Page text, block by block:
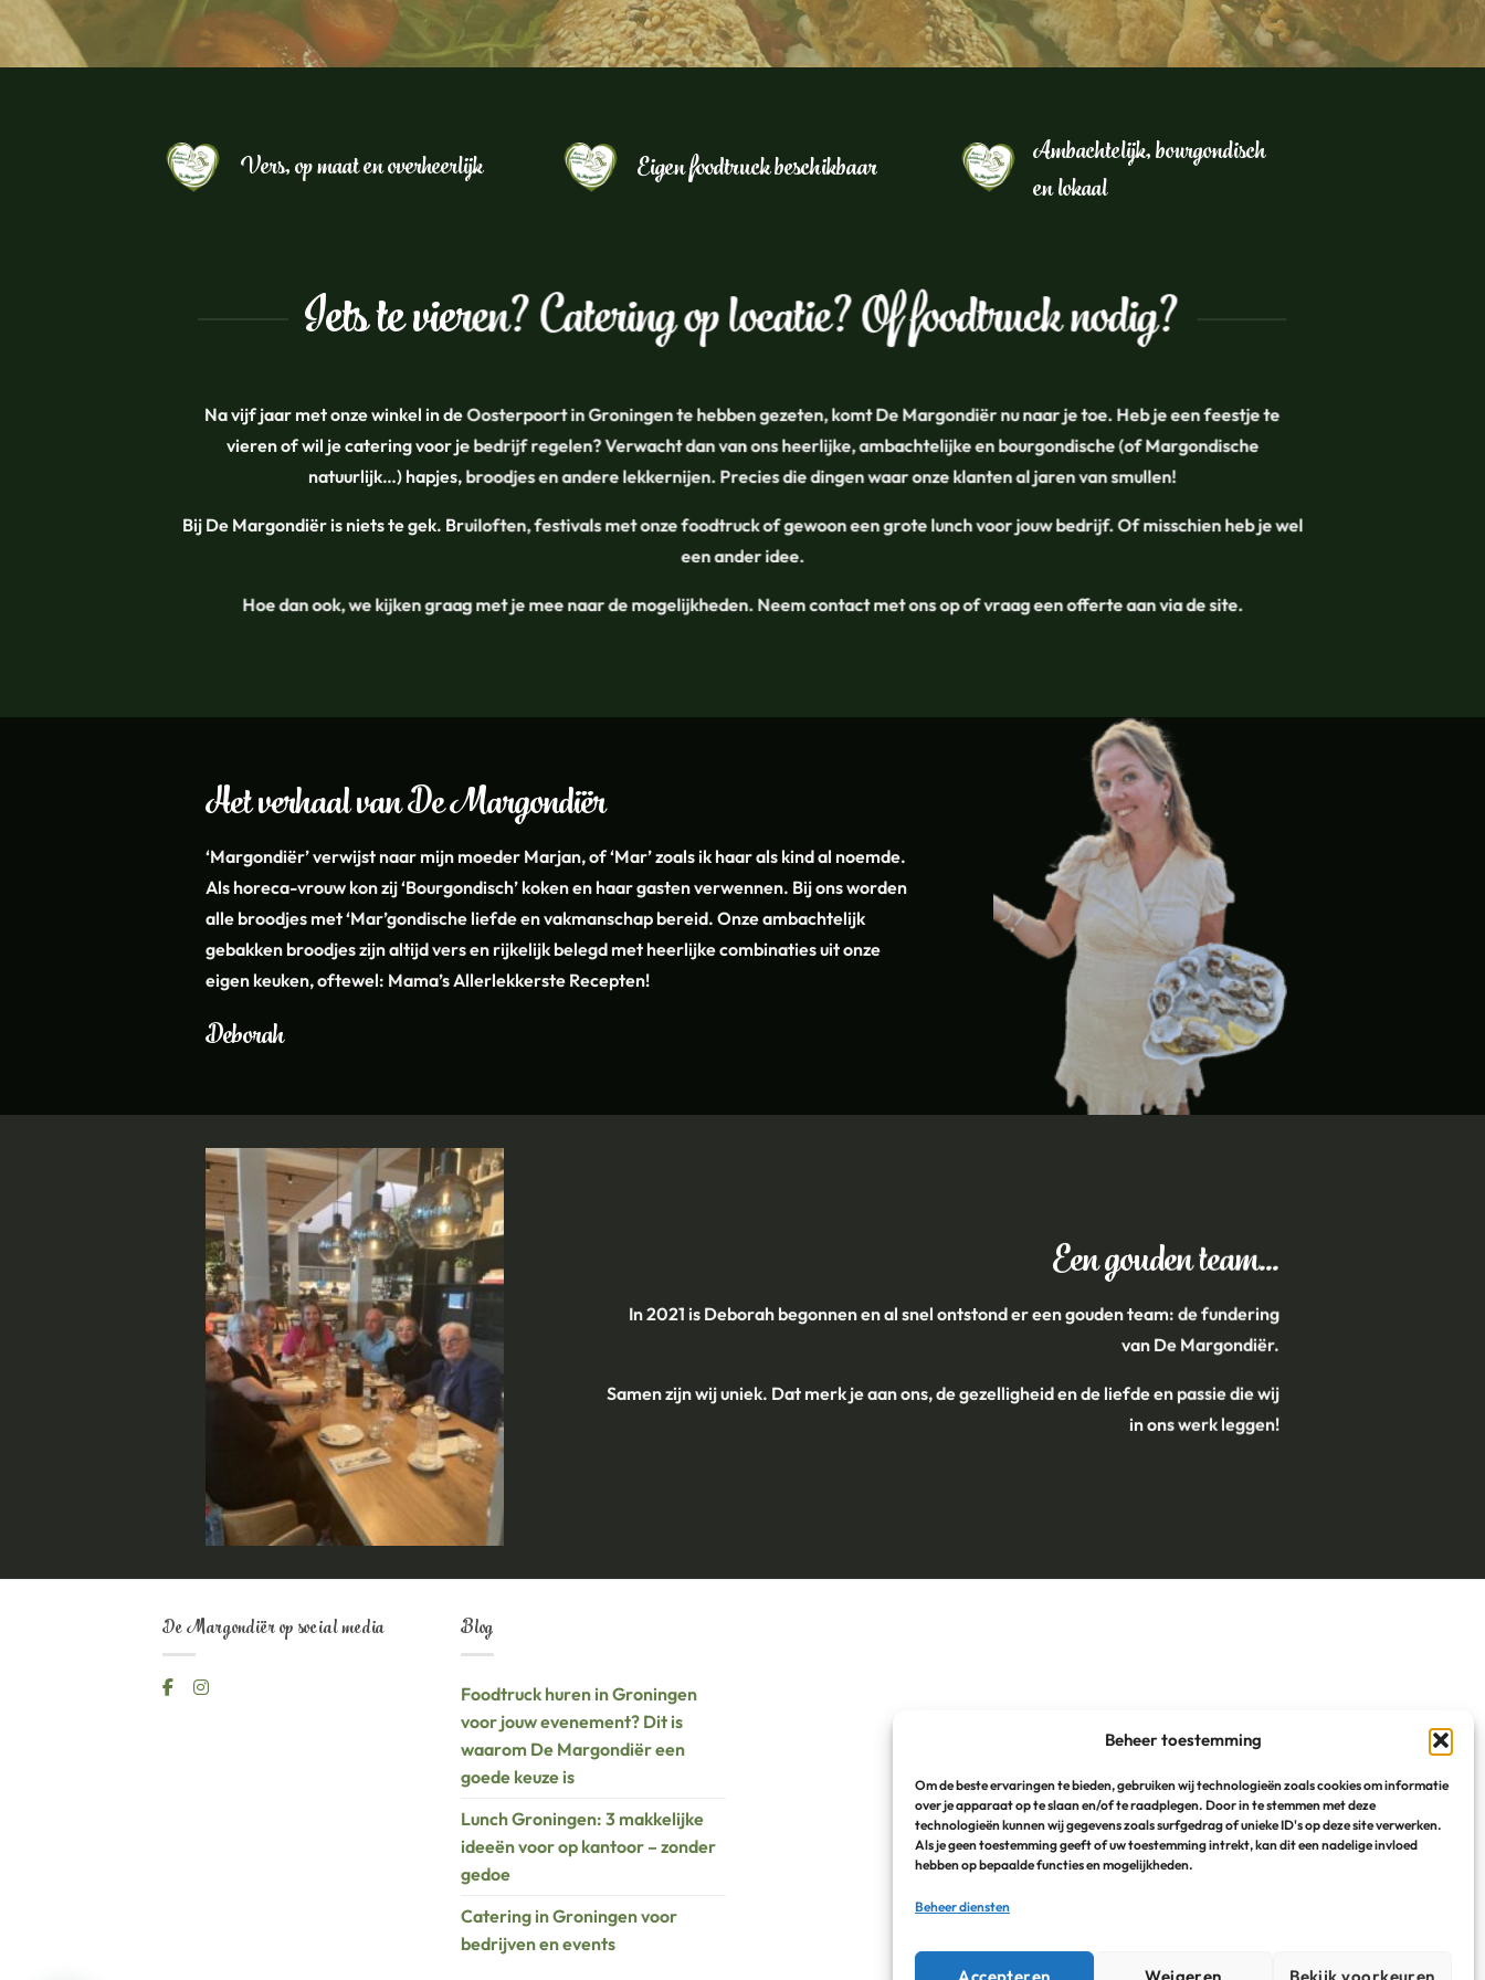
Beheer toestemming
Om de beste ervaringen te bieden, gebruiken wij technologieën zoals cookies om informatie
over je apparaat op te slaan en/of te raadplegen. Door in te stemmen met deze
technologieën kunnen wij gegevens zoals surfgedrag of unieke ID's op deze site verwerken.
Als je geen toestemming geeft of uw toestemming intrekt, kan dit een nadelige invloed
hebben op bepaalde functies en mogelijkheden.
Beheer diensten
Vers, op maat en overheerlijk Eigen foodtruck beschikbaar
Ambachtelijk, bourgondisch
en lokaal
Iets te vieren? Catering op locatie? Of foodtruck nodig?
Na vijf jaar met onze winkel in de Oosterpoort in Groningen te hebben gezeten, komt De Margondiër nu naar je toe. Heb je een feestje te
vieren of wil je catering voor je bedrijf regelen? Verwacht dan van ons heerlijke, ambachtelijke en bourgondische (of Margondische
natuurlijk…) hapjes, broodjes en andere lekkernijen. Precies die dingen waar onze klanten al jaren van smullen!
Bij De Margondiër is niets te gek. Bruiloften, festivals met onze foodtruck of gewoon een grote lunch voor jouw bedrijf. Of misschien heb je wel
een ander idee.
Hoe dan ook, we kijken graag met je mee naar de mogelijkheden. Neem contact met ons op of vraag een offerte aan via de site.
Het verhaal van De Margondiër
‘Margondiër’ verwijst naar mijn moeder Marjan, of ‘Mar’ zoals ik haar als kind al noemde.
Als horeca-vrouw kon zij ‘Bourgondisch’ koken en haar gasten verwennen. Bij ons worden
alle broodjes met ‘Mar’gondische liefde en vakmanschap bereid. Onze ambachtelijk
gebakken broodjes zijn altijd vers en rijkelijk belegd met heerlijke combinaties uit onze
eigen keuken, oftewel: Mama’s Allerlekkerste Recepten!
Deborah
Een gouden team…
In 2021 is Deborah begonnen en al snel ontstond er een gouden team: de fundering
van De Margondiër.
Samen zijn wij uniek. Dat merk je aan ons, de gezelligheid en de liefde en passie die wij
in ons werk leggen!
De Margondiër op social media Blog
Foodtruck huren in Groningen
voor jouw evenement? Dit is
waarom De Margondiër een
goede keuze is
Lunch Groningen: 3 makkelijke
ideeën voor op kantoor – zonder
gedoe
Catering in Groningen voor
bedrijven en events